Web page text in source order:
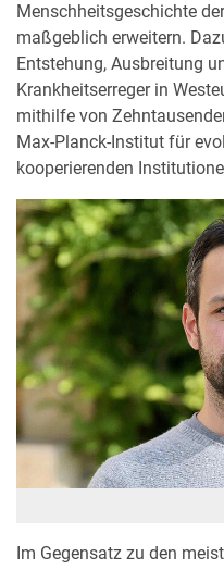
Menschheitsgeschichte
maßgeblich erweitern.
Entstehung, Ausbreitung
Krankheitserreger in
mithilfe von
Max-Planck-Institut für
kooperierenden
Im Gegensatz zu den